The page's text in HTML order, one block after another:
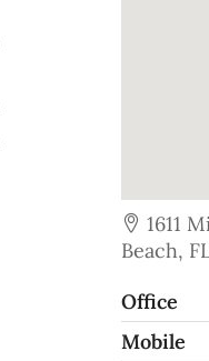
1611
Beach,
Office
Mobile